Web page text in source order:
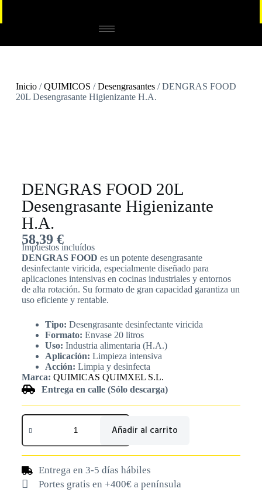
Inicio/QUIMICOS /Desengrasantes/ DENGRAS FOOD
20L Desengrasante Higienizante H.A.
DENGRAS FOOD 20L
Desengrasante Higienizante
H.A.
58,39 €
Impuestos incluídos
DENGRAS FOOD es un potente desengrasante
desinfectante viricida, especialmente diseñado para
aplicaciones intensivas en cocinas industriales y entornos
de alta rotación. Su formato de gran capacidad garantiza un
uso eficiente y rentable.
Tipo: Desengrasante desinfectante viricida
Formato: Envase 20 litros
Uso: Industria alimentaria (H.A.)
Aplicación: Limpieza intensiva
Acción: Limpia y desinfecta
Marca: QUIMICAS QUIMXEL S.L.
Entrega en calle (Sólo descarga)
Añadir al carrito
Entrega en 3-5 días hábiles
Portes gratis en +400€ a península